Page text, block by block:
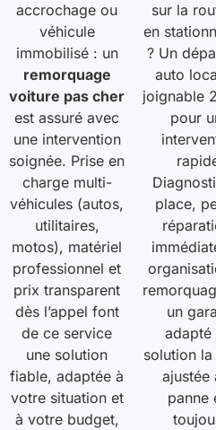
accrochage ou
véhicule
immobilisé : un
remorquage
voiture pas cher
est assuré avec
une intervention
soignée. Prise en
charge multi-
véhicules (autos,
utilitaires,
motos), matériel
professionnel et
prix transparent
dès l’appel font
de ce service
une solution
fiable, adaptée à
votre situation et
à votre budget,
sur la
en
? Un
auto
joignable
pour
place,
un
adapté
solution la
ajustée
panne